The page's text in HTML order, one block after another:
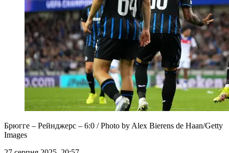
Брюгге – Рейнджерс – 6:0 / Photo by Alex Bierens de Haan/Getty
Images